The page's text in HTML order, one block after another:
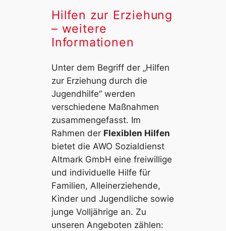
Hilfen zur Erziehung
– weitere
Informationen
Unter dem Begriff der „Hilfen
zur Erziehung durch die
Jugendhilfe“ werden
verschiedene Maßnahmen
zusammengefasst. Im
Rahmen der Flexiblen Hilfen
bietet die AWO Sozialdienst
Altmark GmbH eine freiwillige
und individuelle Hilfe für
Familien, Alleinerziehende,
Kinder und Jugendliche sowie
junge Volljährige an. Zu
unseren Angeboten zählen: